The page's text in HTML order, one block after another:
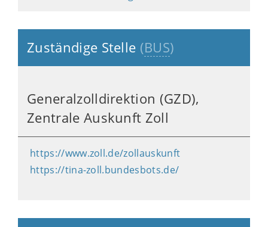
Zuständige Stelle (BUS)
Generalzolldirektion (GZD),
Zentrale Auskunft Zoll
https://www.zoll.de/zollauskunft
https://tina-zoll.bundesbots.de/